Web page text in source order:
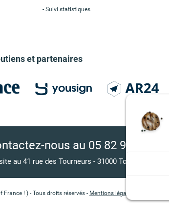
Suivi statistiques
et partenaires
nousau 05 82 95 70 98
au 41 rue des Tourneurs - 31000 Toulouse
! ) - Tous droits réservés - Mentions légales